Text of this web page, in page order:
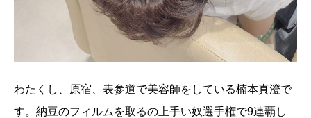
わたくし、原宿、表参道で美容師をしている楠本真澄で
す。納豆のフィルムを取るの上手い奴選手権で9連覇し